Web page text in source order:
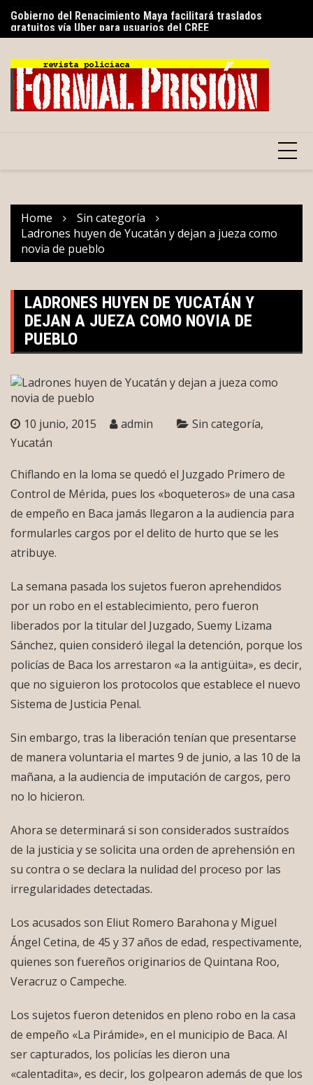
content
Gobierno del Renacimiento Maya facilitará traslados
gratuitos vía Uber para usuarios del CREE
Home
Sin categoría
Ladrones huyen de Yucatán y dejan a jueza como
novia de pueblo
LADRONES HUYEN DE YUCATÁN Y
DEJAN A JUEZA COMO NOVIA DE
PUEBLO
10 junio, 2015 admin
Sin categoría
Yucatán
Chiflando en la loma se quedó el Juzgado Primero de
Control de Mérida, pues los «boqueteros» de una casa
de empeño en Baca jamás llegaron a la audiencia para
formularles cargos por el delito de hurto que se les
atribuye.
La semana pasada los sujetos fueron aprehendidos
por un robo en el establecimiento, pero fueron
liberados por la titular del Juzgado, Suemy Lizama
Sánchez, quien consideró ilegal la detención, porque los
policías de Baca los arrestaron «a la antigüita», es decir,
que no siguieron los protocolos que establece el nuevo
Sistema de Justicia Penal.
Sin embargo, tras la liberación tenían que presentarse
de manera voluntaria el martes 9 de junio, a las 10 de la
mañana, a la audiencia de imputación de cargos, pero
no lo hicieron.
Ahora se determinará si son considerados sustraídos
de la justicia y se solicita una orden de aprehensión en
su contra o se declara la nulidad del proceso por las
irregularidades detectadas.
Los acusados son Eliut Romero Barahona y Miguel
Ángel Cetina, de 45 y 37 años de edad, respectivamente,
quienes son fuereños originarios de Quintana Roo,
Veracruz o Campeche.
Los sujetos fueron detenidos en pleno robo en la casa
de empeño «La Pirámide», en el municipio de Baca. Al
ser capturados, los policías les dieron una
«calentadita», es decir, los golpearon además de que los